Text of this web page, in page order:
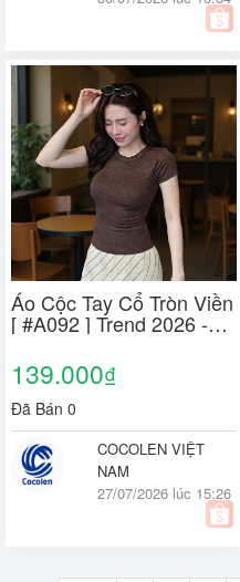
Áo Cộc Tay Cổ Tròn Viền
[ #A092 ] Trend 2026 -
Chất Liệu Rib Dệt Sợi
Kiểu Texture, Mát Mẻ Co
Giãn, Thấm Hút Mồ Hôi
Tốt
139.000₫
Đã Bán 0
COCOLEN VIỆT
NAM
27/07/2026 lúc 15:26